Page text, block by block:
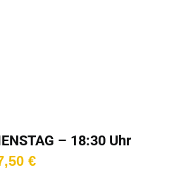
– 18:30 Uhr
€